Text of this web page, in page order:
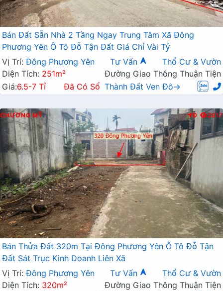
Bán Đất Sẵn Nhà 2 Tầng Ngay Trung Tâm Xã Đông
Phương Yên Ô Tô Đỗ Tận Đất Giá Chỉ Vài Tỷ
Vị Trí: Đông Phương Yên Tư Vấn
Thổ Cư & Vườn
Diện Tích: 251m²
Đường Giao Thông Thuận Tiện
Giá:6.5-7 Tỉ Đã Có Sổ Thành Đất Ven Đô→
CHƯƠNG MỸ Đ 2817
Bán Thửa Đất 320m Tại Đông Phương Yên Ô Tô Đỗ Tận
Đất Sát Trục Kinh Doanh Liên Xã
Vị Trí: Đông Phương Yên Tư Vấn
Thổ Cư & Vườn
Diện Tích: 320m²
Đường Giao Thông Thuận Tiện